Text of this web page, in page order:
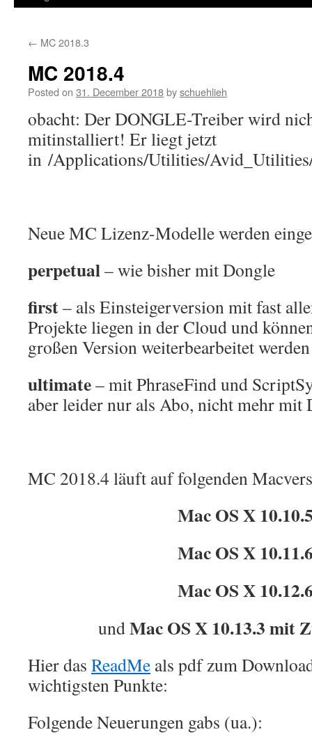
← MC 2018.3
MC 2018.4
Posted on 31. December 2018byschuehlieh
obacht: Der DONGLE-Treiber wird
mitinstalliert! Er liegt jetzt
in /Applications/Utilities/
Neue MC Lizenz-Modelle werden
perpetual– wie bisher mit Dongle
first– als Einsteigerversion mit fast
Projekte liegen in der Cloud und
großen Version weiterbearbeitet werden
ultimate– mit PhraseFind und
aber leider nur als Abo, nicht mehr mit
MC 2018.4 läuft auf folgenden
Mac OS X
Mac OS X
Mac OS X
undMac OS X 10.13.3 mit
Hier das ReadMe als pdf zum
wichtigsten Punkte:
Folgende Neuerungen gabs (ua.):